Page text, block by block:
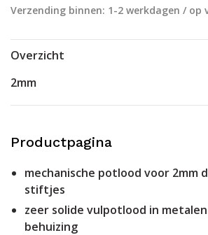
Verzending binnen: 1-2 werkdagen / op
Overzicht
2mm
Productpagina
mechanische potlood voor 2mm
stiftjes
zeer solide vulpotlood in
behuizing